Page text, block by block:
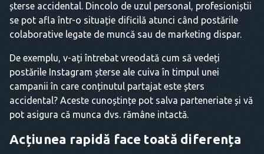
șterse accidental. Dincolo de uzul personal, profesioniștii
se pot afla într-o situație dificilă atunci când postările
colaborative legate de muncă sau de marketing dispar.
De exemplu, v-ați întrebat vreodată cum să vedeți
postările Instagram șterse ale cuiva în timpul unei
campanii în care conținutul partajat este șters
accidental? Aceste cunoștințe pot salva parteneriate și vă
pot asigura că munca dvs. rămâne intactă.
Acțiunea rapidă face toată diferența